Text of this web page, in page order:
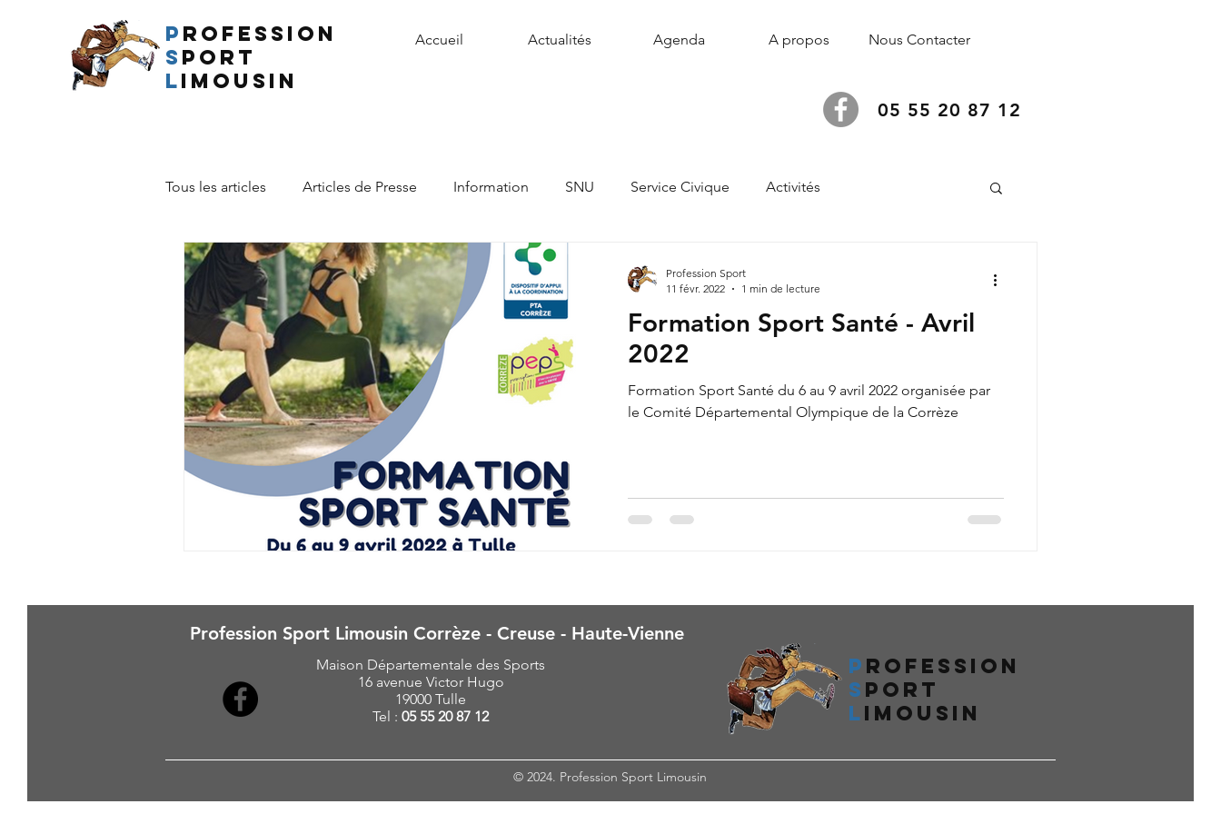
P rofession
s port
limousin
Accueil Actualités Agenda A propos Nous Contacter
05 55 20 87 12
Tous les articles Articles de Presse Information SNU Service Civique Activités
Formation Sport Santé - Avril
2022
Formation Sport Santé du 6 au 9 avril 2022 organisée par
le Comité Départemental Olympique de la Corrèze
Profession Sport
11 févr. 2022
1 min de lecture
Profession Sport Limousin Corrèze - Creuse - Haute-Vienne
Maison Départementale des Sports
16 avenue Victor Hugo
19000 Tulle
Tel : 05 55 20 87 12
P rofession
s port
limousin
© 2024. Profession Sport Limousin